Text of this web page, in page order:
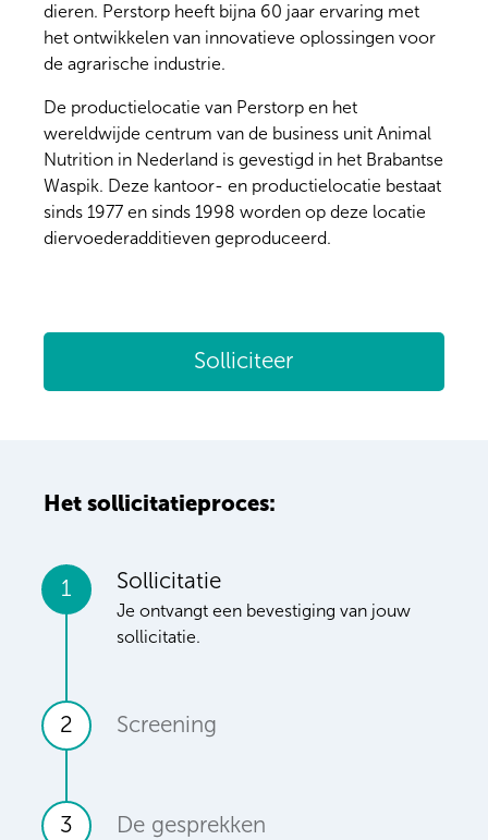
dieren. Perstorp heeft bijna 60 jaar ervaring met
het ontwikkelen van innovatieve oplossingen voor
de agrarische industrie.
De productielocatie van Perstorp en het
wereldwijde centrum van de business unit Animal
Nutrition in Nederland is gevestigd in het Brabantse
Waspik. Deze kantoor- en productielocatie bestaat
sinds 1977 en sinds 1998 worden op deze locatie
diervoederadditieven geproduceerd.
Solliciteer
Het sollicitatieproces:
1 Sollicitatie
Je ontvangt een bevestiging van jouw
sollicitatie.
2 Screening
3 De gesprekken